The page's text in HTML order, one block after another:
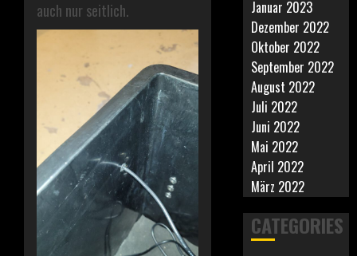
auch nur seitlich.
Januar 2023
Dezember 2022
Oktober 2022
September 2022
August 2022
Juli 2022
Juni 2022
Mai 2022
April 2022
März 2022
CATEGORIES